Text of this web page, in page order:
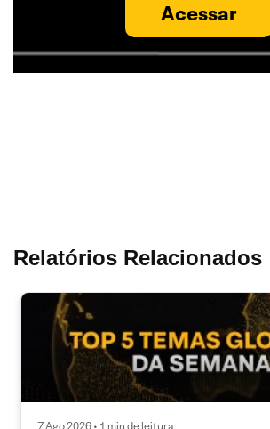
Acessar
Relatórios Relacionados
7 Ago 2026 • 1 min de leitura